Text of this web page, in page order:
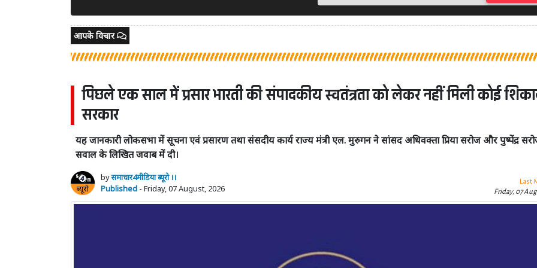
आपके विचार
पिछले एक साल में प्रसार भारती की संपादकीय स्वतंत्रता को लेकर नहीं मिली कोई
सरकार
यह जानकारी लोकसभा में सूचना एवं प्रसारण तथा संसदीय कार्य राज्य मंत्री एल. मुरुगन ने सांसद अधिवक्ता प्रिया सरोज और पुष्पेंद्र
सवाल के लिखित जवाब में दी।
byसमाचार4मीडिया ब्यूरो ।।
Published - Friday, 07 August, 2026
Last
Friday, 07